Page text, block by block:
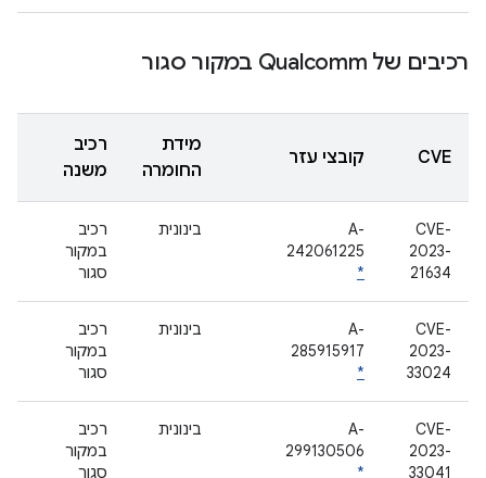
רכיבים של Qualcomm במקור סגור
CVE קובצי עזר
מידת
החומרה
רכיב
משנה
CVE-
2023-
21634
A-
242061225
*
בינונית
רכיב
במקור
סגור
CVE-
2023-
33024
A-
285915917
*
בינונית
רכיב
במקור
סגור
CVE-
2023-
33041
A-
299130506
*
בינונית
רכיב
במקור
סגור